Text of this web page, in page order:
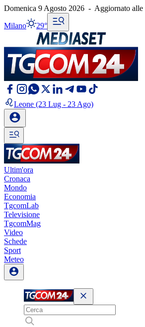
Domenica 9 Agosto 2026 - Aggiornato alle
Milano 29°
Leone (23 Lug - 23 Ago)
Ultim'ora
Cronaca
Mondo
Economia
TgcomLab
Televisione
TgcomMag
Video
Schede
Sport
Meteo